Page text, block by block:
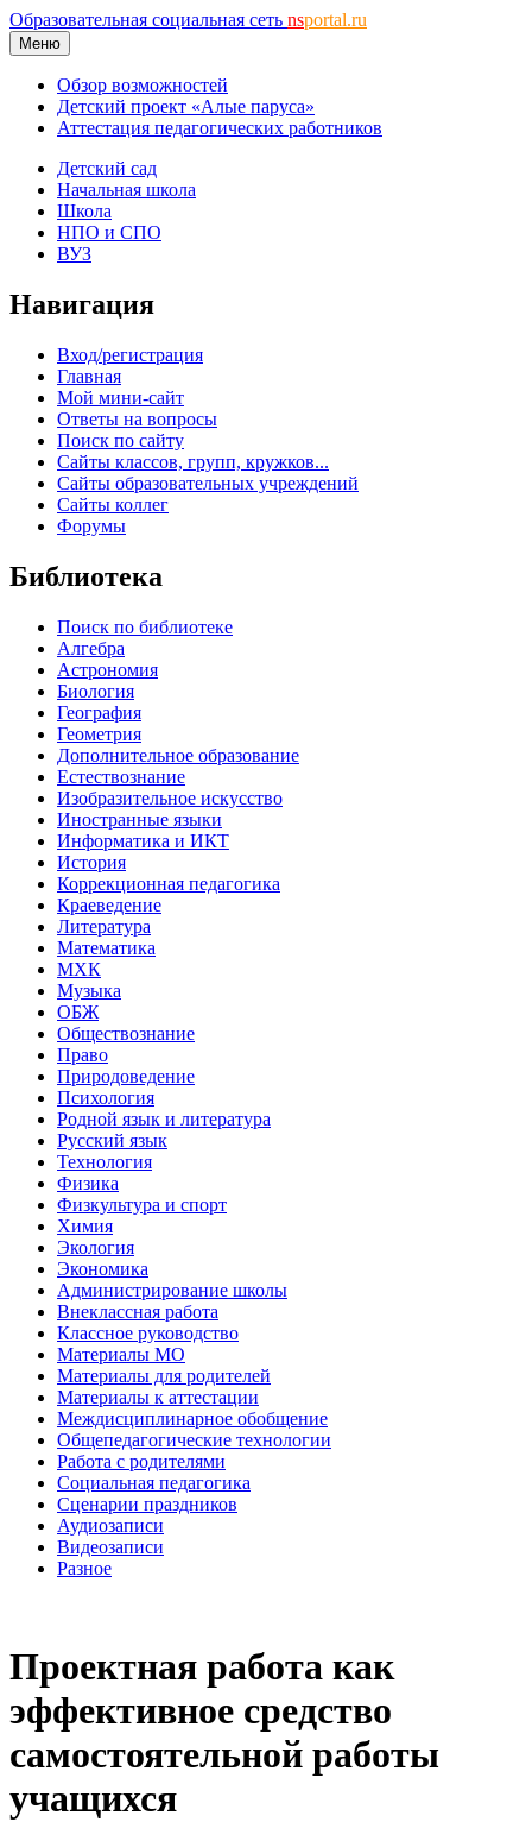
Образовательная социальная сеть nsportal.ru
Меню
Обзор возможностей
Детский проект «Алые паруса»
Аттестация педагогических работников
Детский сад
Начальная школа
Школа
НПО и СПО
ВУЗ
Навигация
Вход/регистрация
Главная
Мой мини-сайт
Ответы на вопросы
Поиск по сайту
Сайты классов, групп, кружков...
Сайты образовательных учреждений
Сайты коллег
Форумы
Библиотека
Поиск по библиотеке
Алгебра
Астрономия
Биология
География
Геометрия
Дополнительное образование
Естествознание
Изобразительное искусство
Иностранные языки
Информатика и ИКТ
История
Коррекционная педагогика
Краеведение
Литература
Математика
МХК
Музыка
ОБЖ
Обществознание
Право
Природоведение
Психология
Родной язык и литература
Русский язык
Технология
Физика
Физкультура и спорт
Химия
Экология
Экономика
Администрирование школы
Внеклассная работа
Классное руководство
Материалы МО
Материалы для родителей
Материалы к аттестации
Междисциплинарное обобщение
Общепедагогические технологии
Работа с родителями
Социальная педагогика
Сценарии праздников
Аудиозаписи
Видеозаписи
Разное
Проектная работа как
эффективное средство
самостоятельной работы
учащихся